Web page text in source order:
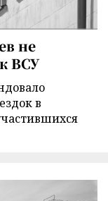
не
ВСУ
в